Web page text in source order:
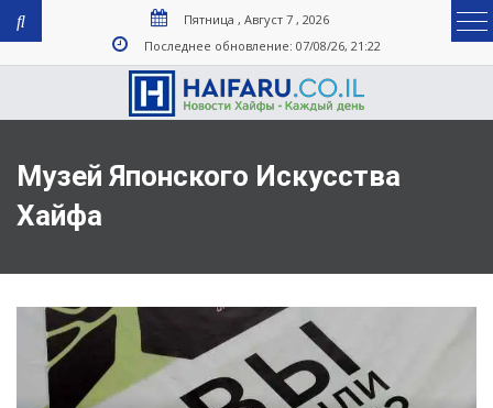
Пятница , Август 7 , 2026
Последнее обновление: 07/08/26, 21:22
Музей Японского Искусства
Хайфа